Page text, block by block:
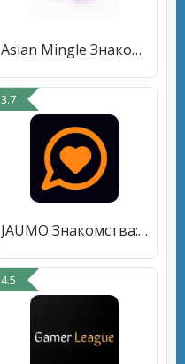
Asian Mingle Знакомства в Азии
3.7
JAUMO Знакомства: флирт и чат
4.5